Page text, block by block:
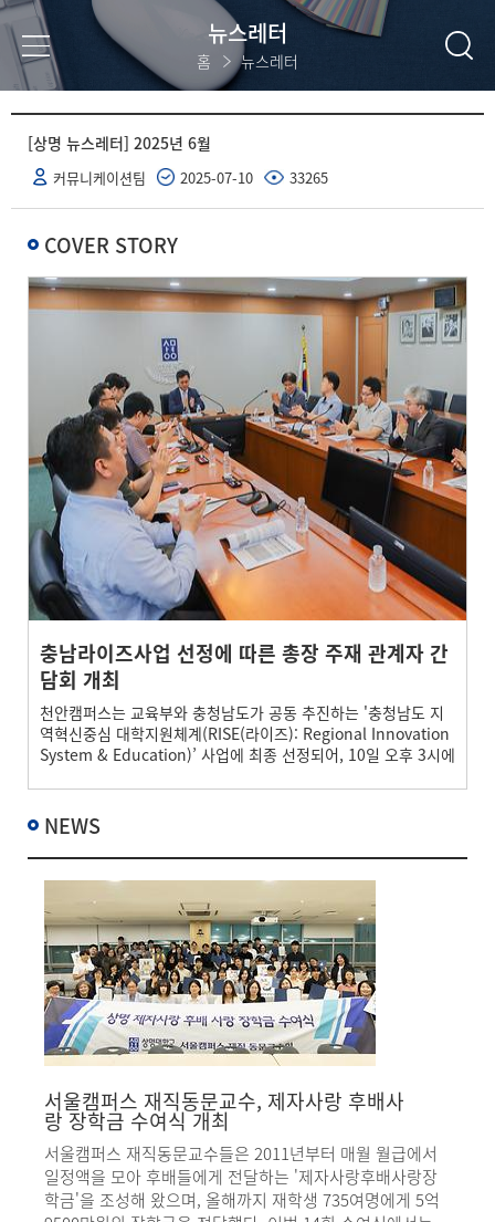
뉴스레터
홈 뉴스레터
[상명 뉴스레터] 2025년 6월
커뮤니케이션팀 2025-07-10 33265
COVER STORY
충남라이즈사업 선정에 따른 총장 주재 관계자 간
담회 개최
천안캠퍼스는 교육부와 충청남도가 공동 추진하는 '충청남도 지
역혁신중심 대학지원체계(RISE(라이즈): Regional Innovation
System & Education)’ 사업에 최종 선정되어, 10일 오후 3시에
역과 대학의 상생발전 모델 실현과 지역혁신 선도를 위한 운영계
획을 협의했다.
NEWS
서울캠퍼스 재직동문교수, 제자사랑 후배사
랑 장학금 수여식 개최
서울캠퍼스 재직동문교수들은 2011년부터 매월 월급에서
일정액을 모아 후배들에게 전달하는 '제자사랑후배사랑장
학금'을 조성해 왔으며, 올해까지 재학생 735여명에게 5억